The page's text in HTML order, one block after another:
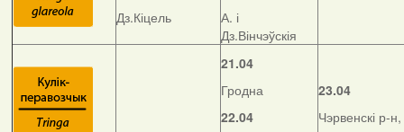
Дз.Кіцель
А. і
Дз.Вінчэўскія
21.04
Гродна
22.04
23.04
Чэрвенскі р-н,